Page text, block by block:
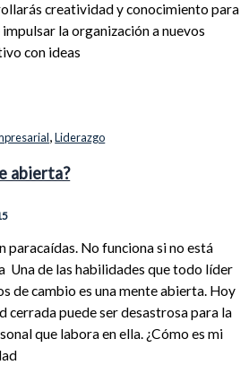
creatividad y conocimiento para
la organización a nuevos
con ideas
,Liderazgo
abierta?
paracaídas. No funciona si no está
Una de las habilidades que todo líder
de cambio es una mente abierta. Hoy
cerrada puede ser desastrosa para la
que labora en ella. ¿Cómo es mi